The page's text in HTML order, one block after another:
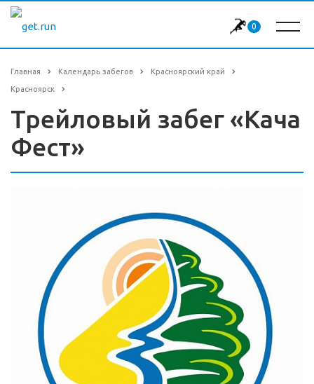
0
Главная Календарь забегов Красноярский край
Красноярск
Трейловый забег «Кача
Фест»